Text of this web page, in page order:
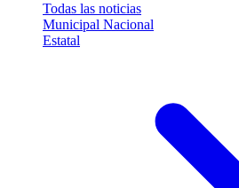
Todas las noticias
Municipal Nacional
Estatal